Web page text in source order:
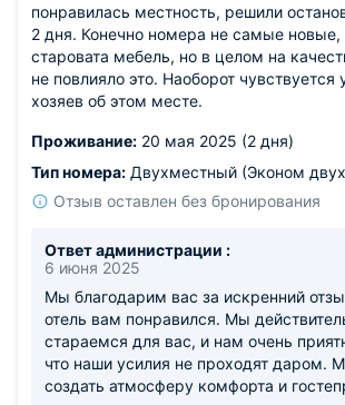
понравилась местность, решили
2 дня. Конечно номера не самые новые,
старовата мебель, но в целом на
не повлияло это. Наоборот чувствуется
хозяев об этом месте.
Проживание: 20 мая 2025 (2 дня)
Тип номера: Двухместный (Эконом
Отзыв оставлен без бронирования
Ответ администрации :
6 июня 2025
Мы благодарим вас за искренний
отель вам понравился. Мы
стараемся для вас, и нам очень
что наши усилия не проходят даром.
создать атмосферу комфорта и